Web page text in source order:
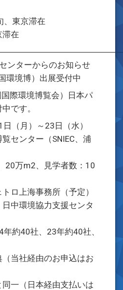
、東京滞在
滞在
ンターからのお知らせ
環境博）出展受付中
国際環境博覧会）日本パ
です。
（月）～23日（水）
センター（SNIEC、浦
20万m2、見学者数：10
ロ上海事務所（予定）
中環境協力支援センタ
約40社、23年約40社、
当社経由のお申込はお
同一（日本経由支払いは